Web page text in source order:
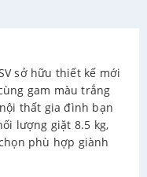
sở hữu thiết kế mới
gam màu trắng
thất gia đình bạn
lượng giặt 8.5 kg,
phù hợp giành